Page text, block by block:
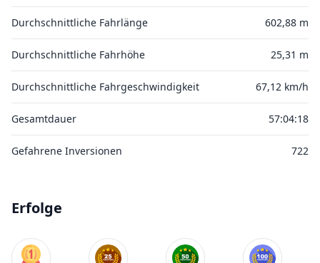
Durchschnittliche Fahrlänge 602,88 m
Durchschnittliche Fahrhöhe 25,31 m
Durchschnittliche Fahrgeschwindigkeit 67,12 km/h
Gesamtdauer 57:04:18
Gefahrene Inversionen 722
Erfolge